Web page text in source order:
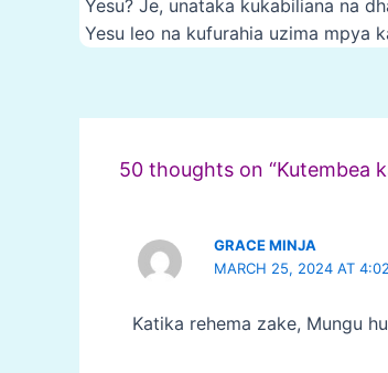
Yesu? Je, unataka kukabiliana na
Yesu leo na kufurahia uzima mpya
navigation
50 thoughts on “Kutembea
GRACE MINJA
MARCH 25, 2024 AT
Katika rehema zake, Mungu